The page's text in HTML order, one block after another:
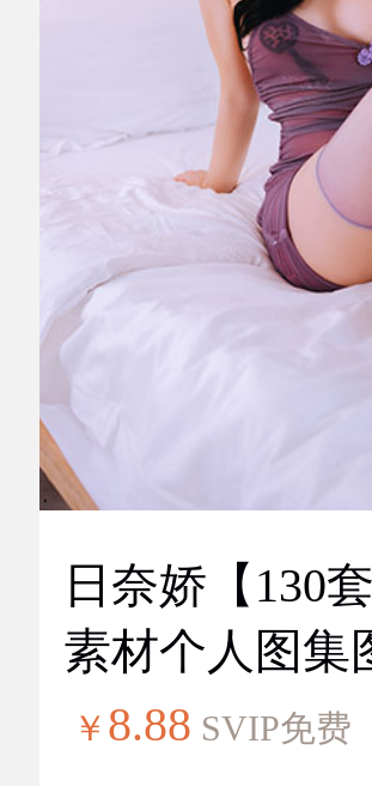
日奈娇【130
素材个人图集
￥ 8.88 SVIP免费